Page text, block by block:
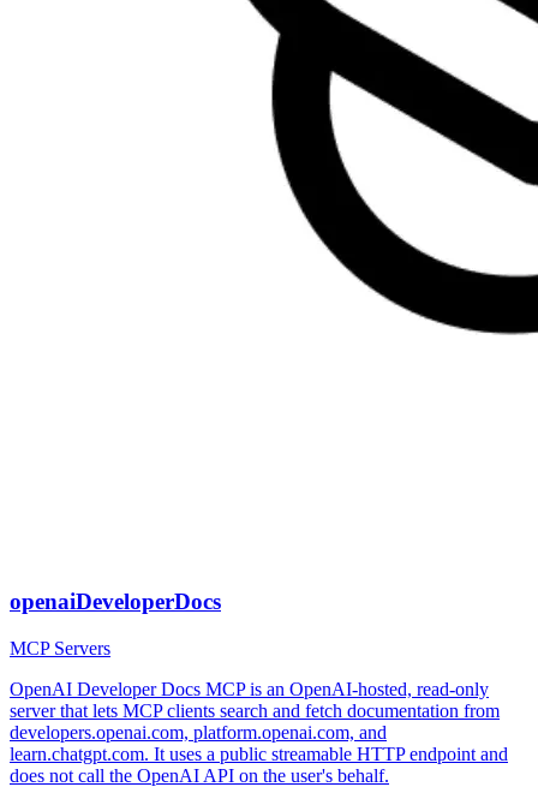
openaiDeveloperDocs
MCP Servers
OpenAI Developer Docs MCP is an OpenAI-hosted, read-only
server that lets MCP clients search and fetch documentation from
developers.openai.com, platform.openai.com, and
learn.chatgpt.com. It uses a public streamable HTTP endpoint and
does not call the OpenAI API on the user's behalf.